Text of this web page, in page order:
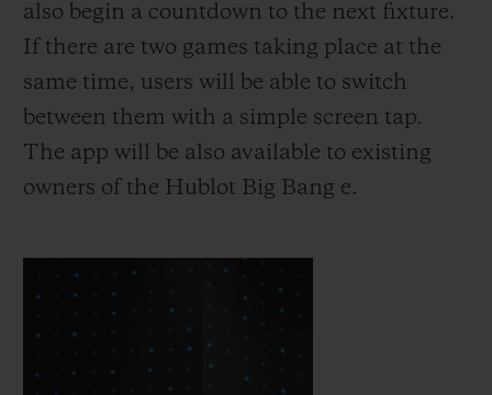
also begin a countdown to the next fixture.
If there are two games taking place at the
same time, users will be able to switch
between them with a simple screen tap.
The app will be also available to existing
owners of the Hublot Big Bang e.